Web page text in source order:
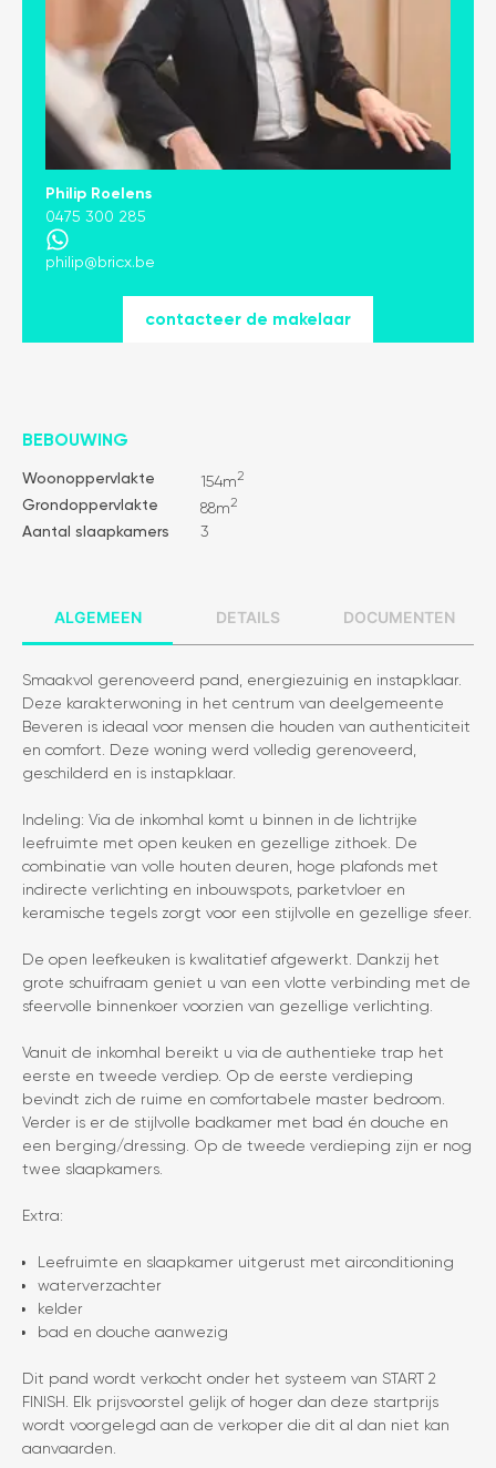
Philip Roelens
0475 300 285
philip@bricx.be
contacteer de makelaar
BEBOUWING
Woonoppervlakte 154m2
Grondoppervlakte 88m2
Aantal slaapkamers 3
Algemeen
Smaakvol gerenoveerd pand, energiezuinig en instapklaar.
Deze karakterwoning in het centrum van deelgemeente
Beveren is ideaal voor mensen die houden van authenticiteit
en comfort. Deze woning werd volledig gerenoveerd,
geschilderd en is instapklaar.
Indeling: Via de inkomhal komt u binnen in de lichtrijke
leefruimte met open keuken en gezellige zithoek. De
combinatie van volle houten deuren, hoge plafonds met
indirecte verlichting en inbouwspots, parketvloer en
keramische tegels zorgt voor een stijlvolle en gezellige sfeer.
De open leefkeuken is kwalitatief afgewerkt. Dankzij het
grote schuifraam geniet u van een vlotte verbinding met de
sfeervolle binnenkoer voorzien van gezellige verlichting.
Vanuit de inkomhal bereikt u via de authentieke trap het
eerste en tweede verdiep. Op de eerste verdieping
bevindt zich de ruime en comfortabele master bedroom.
Verder is er de stijlvolle badkamer met bad én douche en
een berging/dressing. Op de tweede verdieping zijn er nog
twee slaapkamers.
Extra:
Leefruimte en slaapkamer uitgerust met airconditioning
waterverzachter
kelder
bad en douche aanwezig
Dit pand wordt verkocht onder het systeem van START 2
FINISH. Elk prijsvoorstel gelijk of hoger dan deze startprijs
wordt voorgelegd aan de verkoper die dit al dan niet kan
aanvaarden.
Details Documenten